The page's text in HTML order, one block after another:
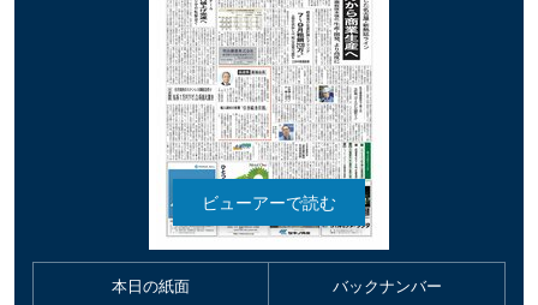
本日の紙面 バックナンバー